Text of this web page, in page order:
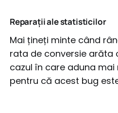
Reparații ale statisticilor
Mai țineți minte când
rata de conversie arăta
cazul în care aduna mai
pentru că acest bug